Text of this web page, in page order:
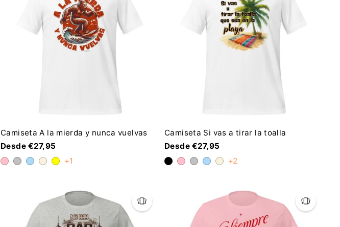
Camiseta A la mierda y nunca vuelvas
Desde €27,95
+1
Camiseta Si vas a tirar la toalla
Desde €27,95
+2